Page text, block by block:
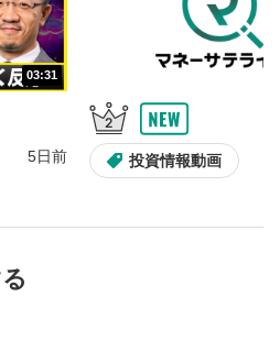
更ができます。
音量が調整できます。
03:31
5日前 投資情報動画